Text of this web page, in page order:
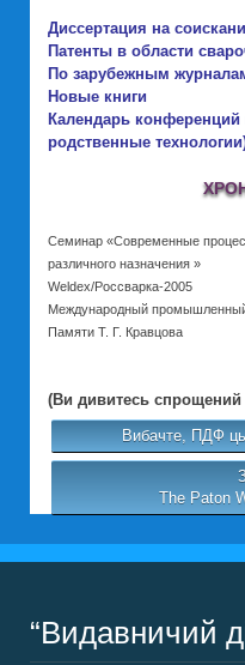
Диссертация на
Патенты в области
По зарубежным
Новые книги
Календарь конференций
родственные
Семинар «Современные
различного назначения »
Weldex/Россварка-2005
Международный
Памяти Т. Г. Кравцова
(Ви дивитесь спрощений
Вибачте, ПДФ
The Paton
“Видавничий